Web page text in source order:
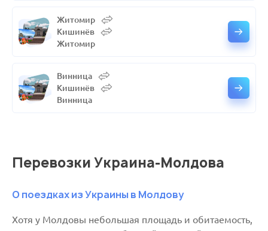
Житомир
Кишинёв
Житомир
Винница
Кишинёв
Винница
Перевозки Украина-Молдова
О поездках из Украины в Молдову
Хотя у Молдовы небольшая площадь и обитаемость,